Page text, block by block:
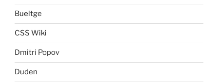
Bueltge
CSS Wiki
Dmitri Popov
Duden